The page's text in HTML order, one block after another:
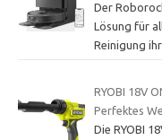
Der
Lösung für
Reinigung
RYOBI 18V
Perfektes
Die RYOBI